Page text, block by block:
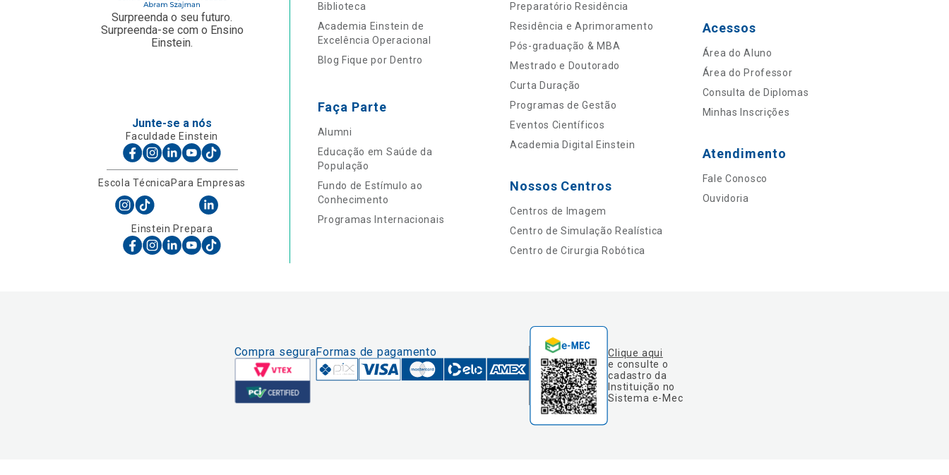
Surpreenda o seu futuro.
Surpreenda-se com o Ensino
Einstein.
Junte-se a nós
Faculdade Einstein
Escola TécnicaPara Empresas
Einstein Prepara
Biblioteca
Academia Einstein de
Excelência Operacional
Blog Fique por Dentro
Faça Parte
Alumni
Educação em Saúde da
População
Fundo de Estímulo ao
Conhecimento
Programas Internacionais
Preparatório Residência
Residência e Aprimoramento
Pós-graduação & MBA
Mestrado e Doutorado
Curta Duração
Programas de Gestão
Eventos Científicos
Academia Digital Einstein
Nossos Centros
Centros de Imagem
Centro de Simulação Realística
Centro de Cirurgia Robótica
Acessos
Área do Aluno
Área do Professor
Consulta de Diplomas
Minhas Inscrições
Atendimento
Fale Conosco
Ouvidoria
Compra seguraFormas de pagamento
Clique aqui
e consulte o
cadastro da
Instituição no
Sistema e-Mec